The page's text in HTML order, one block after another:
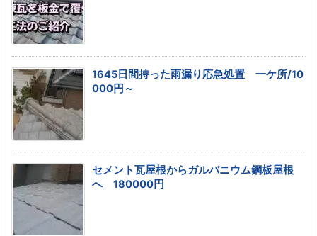
1645日間持った雨漏り応急処置 一ケ所/10
000円～
セメント瓦屋根からガルバニウム鋼板屋根
へ 180000円